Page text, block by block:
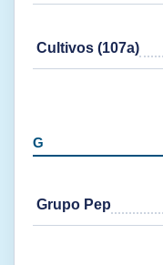
Cultivos (107a)
G
Grupo Pep